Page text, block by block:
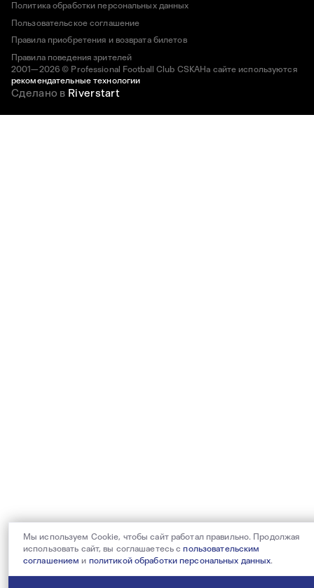
2001—2026 © Professional Football Club CSKAНа сайте используются
рекомендательные технологии
Политика обработки персональных данных
Пользовательское соглашение
Правила приобретения и возврата билетов
Правила поведения зрителей
Сделано в Riverstart
Мы используем Cookie, чтобы сайт работал правильно. Продолжая
использовать сайт, вы соглашаетесь спользовательским
соглашением и политикой обработки персональных данных.